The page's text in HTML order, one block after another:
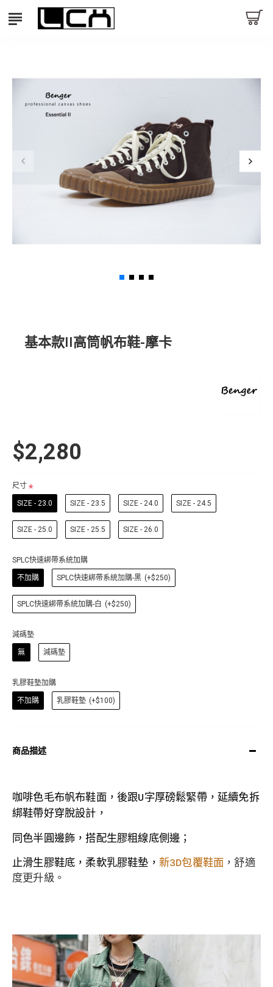
基本款II高筒帆布鞋-摩卡
$2,280
尺寸
SIZE - 23.0 SIZE - 23.5 SIZE - 24.0 SIZE - 24.5
SIZE - 25.0 SIZE - 25.5 SIZE - 26.0
SPLC快速綁帶系統加購
不加購 SPLC快速綁帶系統加購-黑 (+$250)
SPLC快速綁帶系統加購-白 (+$250)
減碼墊
無 減碼墊
乳膠鞋墊加購
不加購 乳膠鞋墊 (+$100)
商品描述
咖啡色毛布帆布鞋面，後跟U字厚磅鬆緊帶，延續免拆
綁鞋帶好穿脫設計，
同色半圓邊飾，搭配生膠粗線底側邊；
止滑生膠鞋底， 柔軟乳膠鞋墊， 新3D包覆鞋面 ，舒適
度更升級。